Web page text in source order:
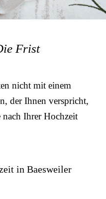
Frist
nicht mit einem
der Ihnen verspricht,
Ihrer Hochzeit